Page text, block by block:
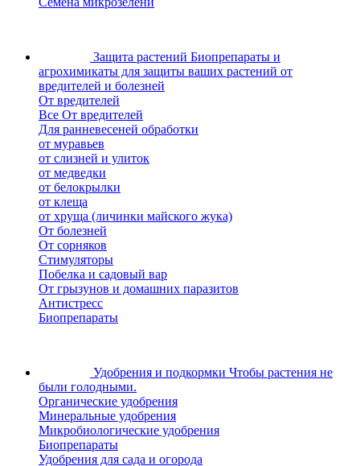
Защита растений Биопрепараты и
агрохимикаты для защиты ваших растений от
вредителей и болезней
От вредителей
Все От вредителей
Для ранневесеней обработки
от муравьев
от слизней и улиток
от медведки
от белокрылки
от клеща
от хруща (личинки майского жука)
От болезней
От сорняков
Стимуляторы
Побелка и садовый вар
От грызунов и домашних паразитов
Антистресс
Биопрепараты
Удобрения и подкормки Чтобы растения не
были голодными.
Органические удобрения
Минеральные удобрения
Микробиологические удобрения
Биопрепараты
Удобрения для сада и огорода